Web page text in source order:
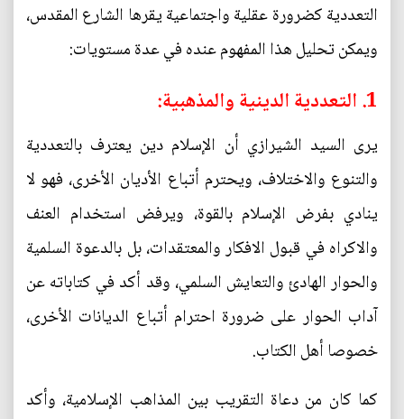
التعددية كضرورة عقلية واجتماعية يقرها الشارع المقدس،
ويمكن تحليل هذا المفهوم عنده في عدة مستويات:
1. التعددية الدينية والمذهبية:
يرى السيد الشيرازي أن الإسلام دين يعترف بالتعددية
والتنوع والاختلاف، ويحترم أتباع الأديان الأخرى، فهو لا
ينادي بفرض الإسلام بالقوة، ويرفض استخدام العنف
والاكراه في قبول الافكار والمعتقدات، بل بالدعوة السلمية
والحوار الهادئ والتعايش السلمي، وقد أكد في كتاباته عن
آداب الحوار على ضرورة احترام أتباع الديانات الأخرى،
خصوصا أهل الكتاب.
كما كان من دعاة التقريب بين المذاهب الإسلامية، وأكد